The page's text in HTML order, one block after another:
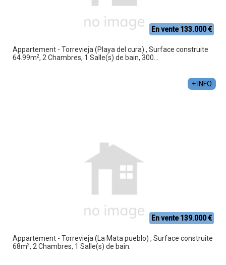
En vente 133.000 €
Appartement - Torrevieja (Playa del cura) , Surface construite
64.99m2, 2 Chambres, 1 Salle(s) de bain, 300...
+ INFO
En vente 139.000 €
Appartement - Torrevieja (La Mata pueblo) , Surface construite
68m2, 2 Chambres, 1 Salle(s) de bain.